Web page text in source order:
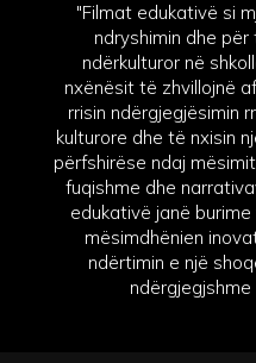
"Filmat edukativë si
ndryshimin dhe
ndërkulturor në
nxënësit të zhvillojnë
rrisin ndërgjegjësimin
kulturore dhe të nxisin
përfshirëse ndaj
fuqishme dhe
edukativë janë
mësimdhënien
ndërtimin e një